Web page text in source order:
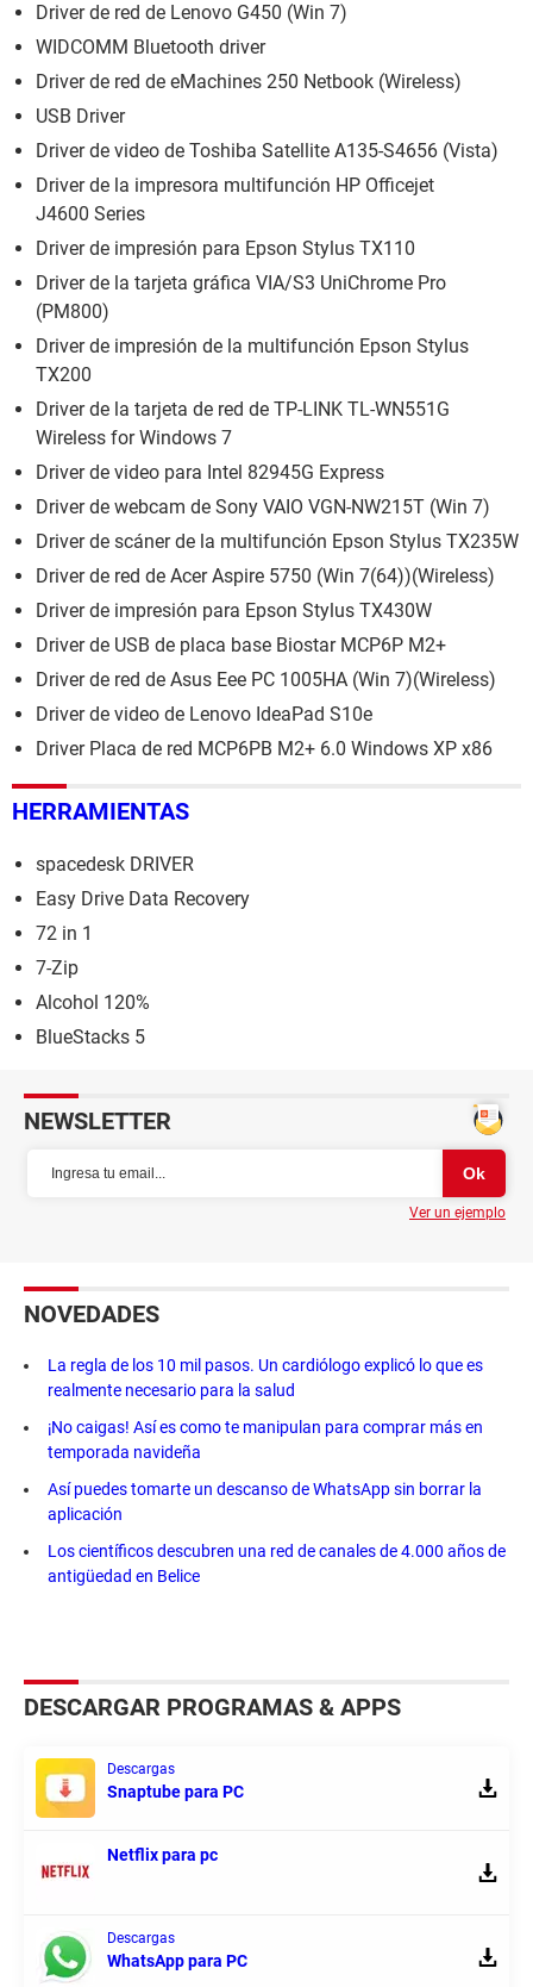
Driver de red de Lenovo G450 (Win 7)
WIDCOMM Bluetooth driver
Driver de red de eMachines 250 Netbook (Wireless)
USB Driver
Driver de video de Toshiba Satellite A135-S4656 (Vista)
Driver de la impresora multifunción HP Officejet
J4600 Series
Driver de impresión para Epson Stylus TX110
Driver de la tarjeta gráfica VIA/S3 UniChrome Pro
(PM800)
Driver de impresión de la multifunción Epson Stylus
TX200
Driver de la tarjeta de red de TP-LINK TL-WN551G
Wireless for Windows 7
Driver de video para Intel 82945G Express
Driver de webcam de Sony VAIO VGN-NW215T (Win 7)
Driver de scáner de la multifunción Epson Stylus TX235W
Driver de red de Acer Aspire 5750 (Win 7(64))(Wireless)
Driver de impresión para Epson Stylus TX430W
Driver de USB de placa base Biostar MCP6P M2+
Driver de red de Asus Eee PC 1005HA (Win 7)(Wireless)
Driver de video de Lenovo IdeaPad S10e
Driver Placa de red MCP6PB M2+ 6.0 Windows XP x86
HERRAMIENTAS
spacedesk DRIVER
Easy Drive Data Recovery
72 in 1
7-Zip
Alcohol 120%
BlueStacks 5
NEWSLETTER
Ver un ejemplo
NOVEDADES
La regla de los 10 mil pasos. Un cardiólogo explicó lo que es
realmente necesario para la salud
¡No caigas! Así es como te manipulan para comprar más en
temporada navideña
Así puedes tomarte un descanso de WhatsApp sin borrar la
aplicación
Los científicos descubren una red de canales de 4.000 años de
antigüedad en Belice
DESCARGAR PROGRAMAS & APPS
Descargas
Snaptube para PC
Netflix para pc
Descargas
WhatsApp para PC